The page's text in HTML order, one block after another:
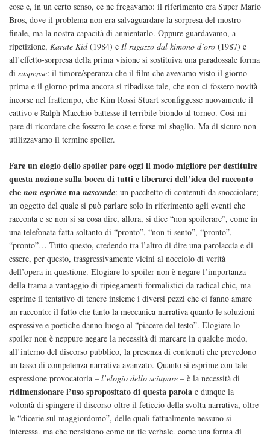
cose e, in un certo senso, ce ne fregavamo: il riferimento era Super Mario
Bros, dove il problema non era salvaguardare la sorpresa del mostro
finale, ma la nostra capacità di annientarlo. Oppure guardavamo, a
ripetizione, Karate Kid(1984) e Il ragazzo dal kimono d’oro (1987) e
all’effetto-sorpresa della prima visione si sostituiva una paradossale forma
di suspense: il timore/speranza che il film che avevamo visto il giorno
prima e il giorno prima ancora si ribadisse tale, che non ci fossero novità
incorse nel frattempo, che Kim Rossi Stuart sconfiggesse nuovamente il
cattivo e Ralph Macchio battesse il terribile biondo al torneo. Così mi
pare di ricordare che fossero le cose e forse mi sbaglio. Ma di sicuro non
utilizzavamo il termine spoiler.
Fare un elogio dello spoiler pare oggi il modo migliore per destituire
questa nozione sulla bocca di tutti e liberarci dell’idea del racconto
che non esprime ma nasconde: un pacchetto di contenuti da snocciolare;
un oggetto del quale si può parlare solo in riferimento agli eventi che
racconta e se non si sa cosa dire, allora, si dice “non spoilerare”, come in
una telefonata fatta soltanto di “pronto”, “non ti sento”, “pronto”,
“pronto”… Tutto questo, credendo tra l’altro di dire una parolaccia e di
essere, per questo, trasgressivamente vicini al nocciolo di verità
dell’opera in questione. Elogiare lo spoiler non è negare l’importanza
della trama a vantaggio di ripiegamenti formalistici da radical chic, ma
esprime il tentativo di tenere insieme i diversi pezzi che ci fanno amare
un racconto: il fatto che tanto la meccanica narrativa quanto le soluzioni
espressive e poetiche danno luogo al “piacere del testo”. Elogiare lo
spoiler non è neppure negare la necessità di marcare in qualche modo,
all’interno del discorso pubblico, la presenza di contenuti che prevedono
un tasso di competenza narrativa avanzato. Quanto si esprime con tale
espressione provocatoria – l’elogio dello sciupare – è la necessità di
ridimensionare l’uso spropositato di questa parola e dunque la
volontà di spingere il discorso oltre il feticcio della svolta narrativa, oltre
le “dicerie sul maggiordomo”, delle quali fattualmente nessuno si
interessa, ma che persistono come un tic verbale, come una forma di